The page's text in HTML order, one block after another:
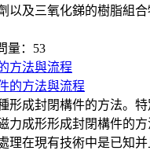
以及三氧化銻的樹脂組
量：53
方法與流程
形成封閉構件的方法。
力成形形成封閉構件的
理在現有技術中是已知